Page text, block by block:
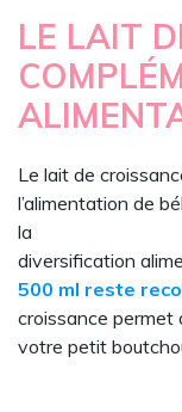
LE LAIT
Le lait de
l’alimentation de
la
diversification
500 ml reste
croissance permet
votre petit